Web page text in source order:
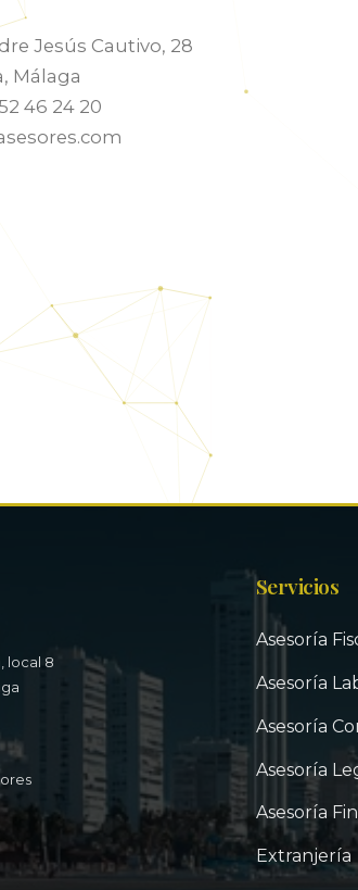
Jesús Cautivo, 28
Málaga
46 24 20
local 8
Servicios
Asesoría
Asesoría
Asesoría
Asesoría
Asesoría
Extranjería